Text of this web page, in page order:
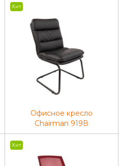
Хит
Офисное кресло
Chairman 919В
экопремиум черный
Хит